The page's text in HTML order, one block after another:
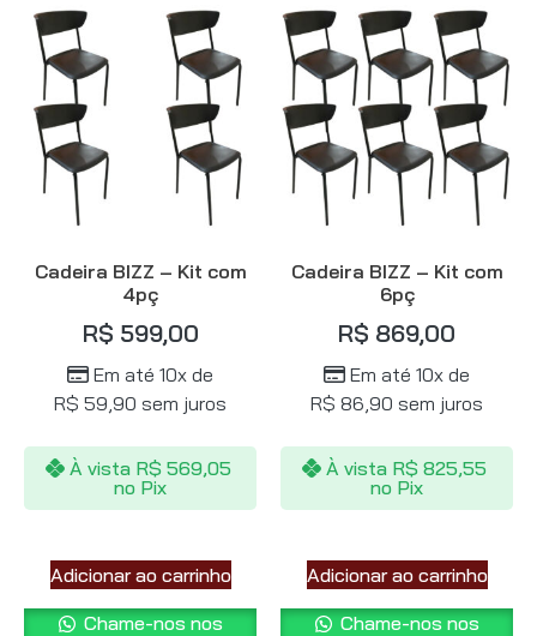
Cadeira BIZZ – Kit com
4pç
R$ 599,00
Em até 10x de
R$ 59,90 sem juros
À vista R$ 569,05
no Pix
Adicionar ao carrinho
Chame-nos nos
Cadeira BIZZ – Kit com
6pç
R$ 869,00
Em até 10x de
R$ 86,90 sem juros
À vista R$ 825,55
no Pix
Adicionar ao carrinho
Chame-nos nos